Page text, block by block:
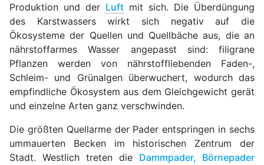
Produktion und der Luft mit sich. Die Überdüngung
des Karstwassers wirkt sich negativ auf die
Ökosysteme der Quellen und Quellbäche aus, die an
nährstoffarmes Wasser angepasst sind: filigrane
Pflanzen werden von nährstoffliebenden Faden-,
Schleim- und Grünalgen überwuchert, wodurch das
empfindliche Ökosystem aus dem Gleichgewicht gerät
und einzelne Arten ganz verschwinden.
Die größten Quellarme der Pader entspringen in sechs
ummauerten Becken im historischen Zentrum der
Stadt. Westlich treten die Dammpader, Börnepader